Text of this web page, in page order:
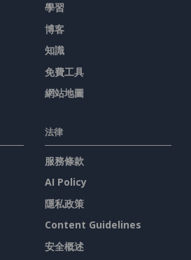
學習
博客
知識
免費工具
網站地圖
法律
服務條款
AI Policy
隱私政策
Content Guidelines
安全概述